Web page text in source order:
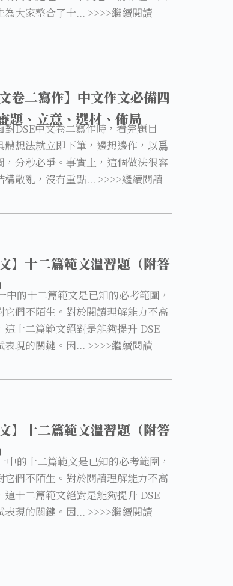
為大家整合了十... >>>>繼續閱讀
卷二寫作】中文作文必備四
題、立意、選材、佈局
對DSE中文卷二寫作時，看完題目
體想法就立即下筆，邊想邊作，以爲
，分秒必爭。事實上，這個做法很容
構散亂，沒有重點... >>>>繼續閱讀
】十二篇範文溫習題（附答
中的十二篇範文是已知的必考範圍，
它們不陌生。對於閱讀理解能力不高
這十二篇範文絕對是能夠提升 DSE
表現的關鍵。因... >>>>繼續閱讀
】十二篇範文溫習題（附答
中的十二篇範文是已知的必考範圍，
它們不陌生。對於閱讀理解能力不高
這十二篇範文絕對是能夠提升 DSE
表現的關鍵。因... >>>>繼續閱讀